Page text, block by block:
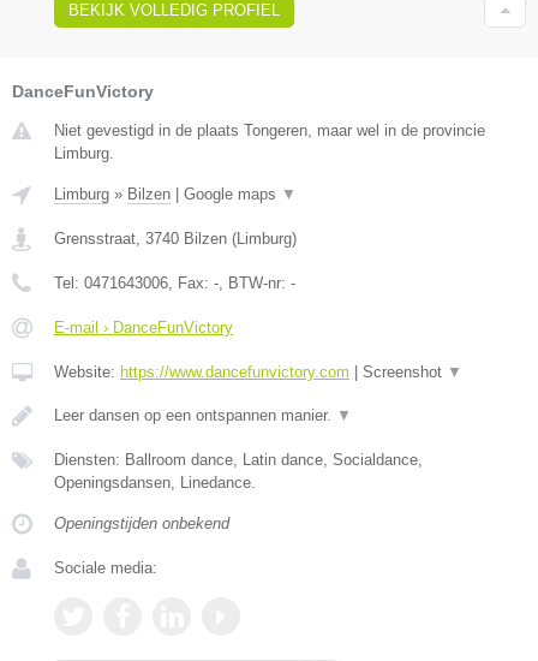
BEKIJK VOLLEDIG PROFIEL
DanceFunVictory
Niet gevestigd in de plaats Tongeren, maar wel in de provincie
Limburg.
Limburg » Bilzen Google maps ▼
Grensstraat, 3740 Bilzen (Limburg)
Tel: 0471643006, Fax: -, BTW-nr: -
E-mail › DanceFunVictory
Website: https://www.dancefunvictory.com Screenshot ▼
Leer dansen op een ontspannen manier. ▼
Diensten: Ballroom dance, Latin dance, Socialdance,
Openingsdansen, Linedance.
Openingstijden onbekend
Sociale media: